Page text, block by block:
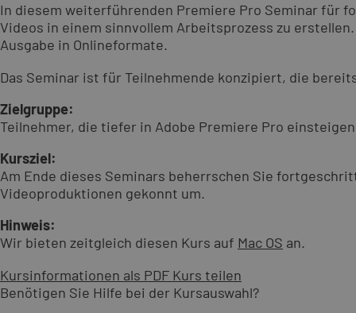
In diesem weiterführenden Premiere Pro Seminar für
Videos in einem sinnvollem Arbeitsprozess zu
Ausgabe in Onlineformate.
Das Seminar ist für Teilnehmende konzipiert, die
Zielgruppe:
Teilnehmer, die tiefer in Adobe Premiere Pro
Kursziel:
Am Ende dieses Seminars beherrschen Sie
Videoproduktionen gekonnt um.
Hinweis:
Wir bieten zeitgleich diesen Kurs auf Mac OS an.
Kursinformationen als PDF Kurs teilen
Benötigen Sie Hilfe bei der Kursauswahl?